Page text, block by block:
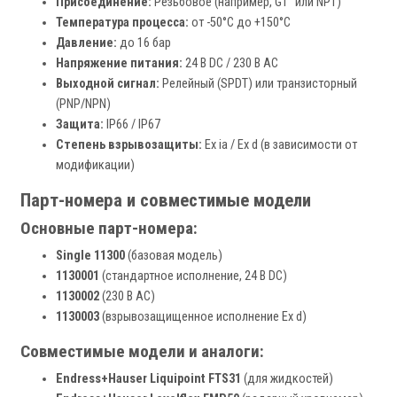
Температура процесса: от -50°C до +150°C
Давление: до 16 бар
Напряжение питания: 24 В DC / 230 В AC
Выходной сигнал: Релейный (SPDT) или транзисторный
(PNP/NPN)
Защита: IP66 / IP67
Степень взрывозащиты: Ex ia / Ex d (в зависимости от
модификации)
Парт-номера и совместимые модели
Основные парт-номера:
Single 11300(базовая модель)
1130001 (стандартное исполнение, 24 В DC)
1130002(230 В AC)
1130003(взрывозащищенное исполнение Ex d)
Совместимые модели и аналоги:
Endress+Hauser Liquipoint FTS31 (для жидкостей)